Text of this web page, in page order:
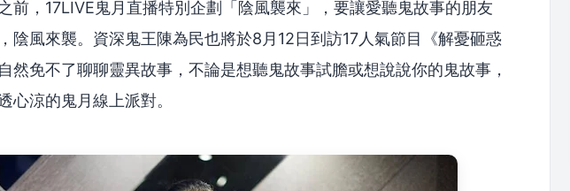
前，17LIVE鬼月直播特別企劃「陰風襲來」，要讓愛聽鬼故事的朋友
陰風來襲。資深鬼王陳為民也將於8月12日到訪17人氣節目《解憂砸惑
然免不了聊聊靈異故事，不論是想聽鬼故事試膽或想說說你的鬼故事，
心涼的鬼月線上派對。